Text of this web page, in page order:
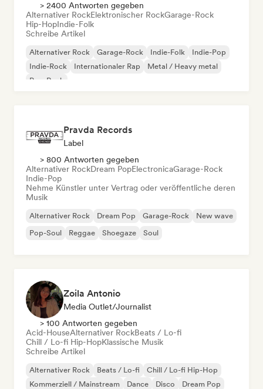
> 2400 Antworten gegeben
Alternativer RockElektronischer RockGarage-Rock
Hip-HopIndie-Folk
Schreibe Artikel
Alternativer Rock Garage-Rock Indie-Folk
Indie-Pop
Indie-Rock
Internationaler Rap
Metal / Heavy metal
Pop-Rock
Pravda Records
Label
> 800 Antworten gegeben
Alternativer RockDream PopElectronicaGarage-Rock
Indie-Pop
Nehme Künstler unter Vertrag oder veröffentliche deren
Musik
Alternativer Rock Dream Pop Garage-Rock
New wave
Pop-Soul
Reggae Shoegaze Soul
Zoila Antonio
Media Outlet/Journalist
> 100 Antworten gegeben
Acid-HouseAlternativer RockBeats / Lo-fi
Chill / Lo-fi Hip-HopKlassische Musik
Schreibe Artikel
Alternativer Rock Beats / Lo-fi
Chill / Lo-fi Hip-Hop
Kommerziell / Mainstream
Dance Disco
Dream Pop